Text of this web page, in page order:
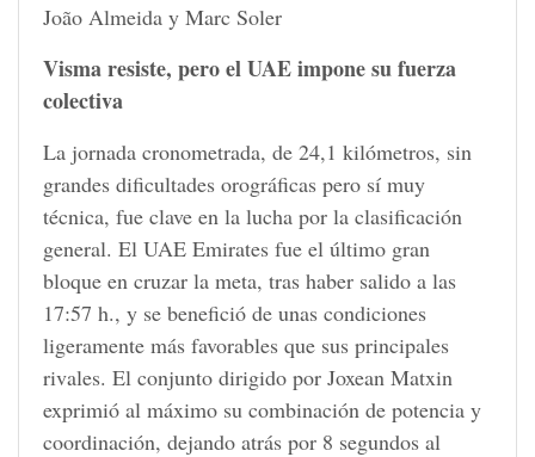
João Almeida y Marc Soler
Visma resiste, pero el UAE impone su fuerza
colectiva
La jornada cronometrada, de 24,1 kilómetros, sin
grandes dificultades orográficas pero sí muy
técnica, fue clave en la lucha por la clasificación
general. El UAE Emirates fue el último gran
bloque en cruzar la meta, tras haber salido a las
17:57 h., y se benefició de unas condiciones
ligeramente más favorables que sus principales
rivales. El conjunto dirigido por Joxean Matxin
exprimió al máximo su combinación de potencia y
coordinación, dejando atrás por 8 segundos al